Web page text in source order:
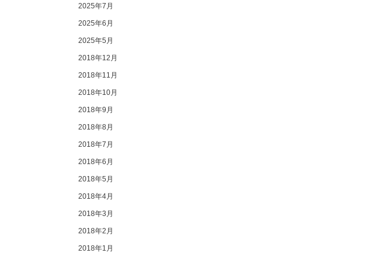
2025年7月
2025年6月
2025年5月
2018年12月
2018年11月
2018年10月
2018年9月
2018年8月
2018年7月
2018年6月
2018年5月
2018年4月
2018年3月
2018年2月
2018年1月